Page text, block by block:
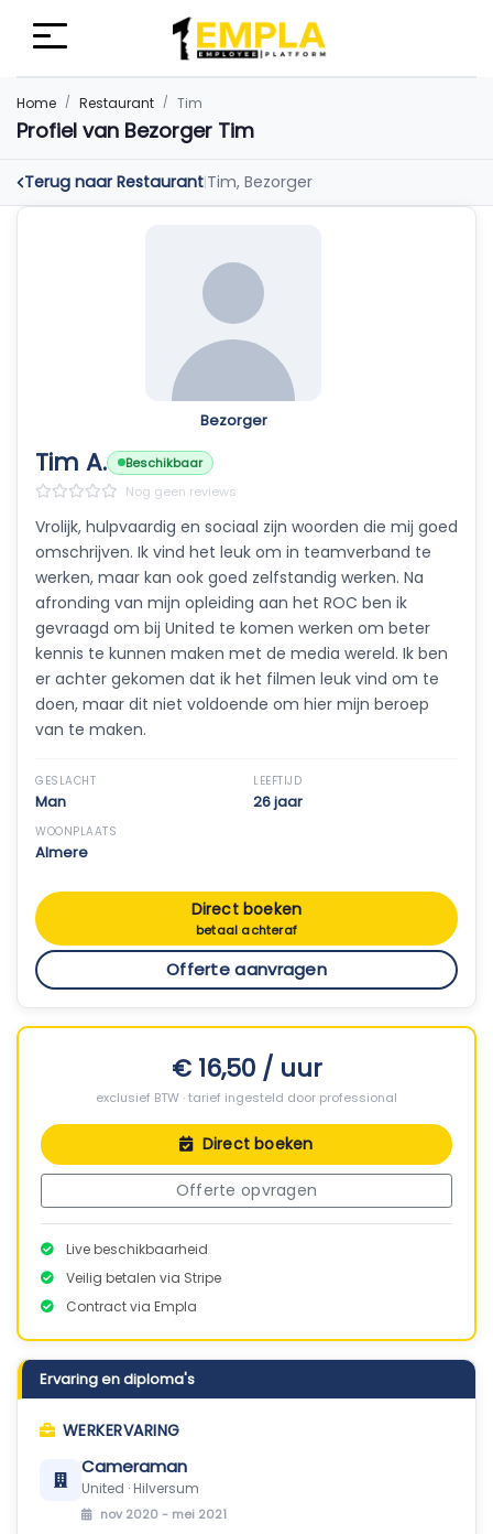
Home Restaurant Tim
Profiel van Bezorger Tim
Terug naar Restaurant|Tim, Bezorger
Bezorger
Tim A.
Beschikbaar
Nog geen reviews
Vrolijk, hulpvaardig en sociaal zijn woorden die mij goed
omschrijven. Ik vind het leuk om in teamverband te
werken, maar kan ook goed zelfstandig werken. Na
afronding van mijn opleiding aan het ROC ben ik
gevraagd om bij United te komen werken om beter
kennis te kunnen maken met de media wereld. Ik ben
er achter gekomen dat ik het filmen leuk vind om te
doen, maar dit niet voldoende om hier mijn beroep
van te maken.
GESLACHT
Man
LEEFTIJD
26 jaar
WOONPLAATS
Almere
Direct boeken
betaal achteraf
Offerte aanvragen
€ 16,50 / uur
exclusief BTW · tarief ingesteld door professional
Direct boeken
Offerte opvragen
Live beschikbaarheid
Veilig betalen via Stripe
Contract via Empla
Ervaring en diploma's
WERKERVARING
Cameraman
United · Hilversum
nov 2020 - mei 2021